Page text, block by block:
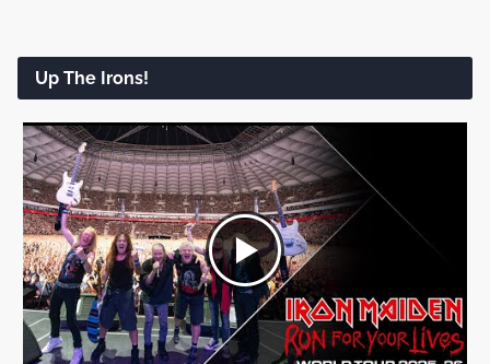
Up The Irons!